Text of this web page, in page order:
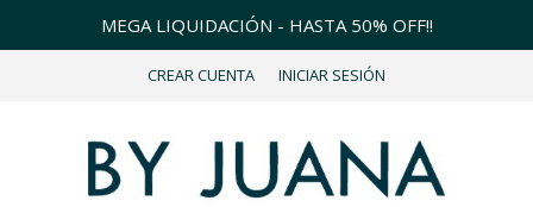
MEGA LIQUIDACIÓN - HASTA 50% OFF!!
CREAR CUENTA INICIAR SESIÓN